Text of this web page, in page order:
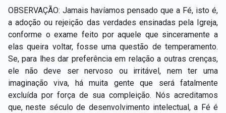
OBSERVAÇÃO: Jamais havíamos pensado que a Fé, isto é,
a adoção ou rejeição das verdades ensinadas pela Igreja,
conforme o exame feito por aquele que sinceramente a
elas queira voltar, fosse uma questão de temperamento.
Se, para lhes dar preferência em relação a outras crenças,
ele não deve ser nervoso ou irritável, nem ter uma
imaginação viva, há muita gente que será fatalmente
excluída por força de sua compleição. Nós acreditamos
que, neste século de desenvolvimento intelectual, a Fé é